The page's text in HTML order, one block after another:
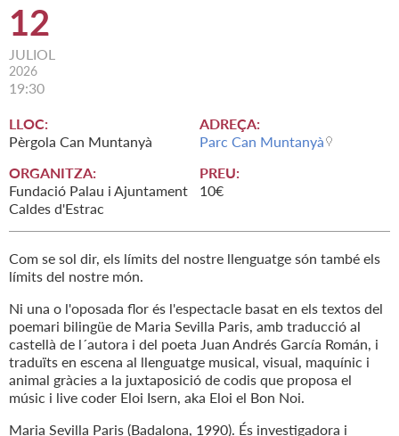
12
JULIOL
2026
19:30
LLOC:
Pèrgola Can Muntanyà
ADREÇA:
Parc Can Muntanyà
ORGANITZA:
Fundació Palau i Ajuntament
Caldes d'Estrac
PREU:
10€
Com se sol dir, els límits del nostre llenguatge són també els
límits del nostre món.
Ni una o l'oposada flor és l'espectacle basat en els textos del
poemari bilingüe de Maria Sevilla Paris, amb traducció al
castellà de l´autora i del poeta Juan Andrés García Román, i
traduïts en escena al llenguatge musical, visual, maquínic i
animal gràcies a la juxtaposició de codis que proposa el
músic i live coder Eloi Isern, aka Eloi el Bon Noi.
Maria Sevilla Paris (Badalona, 1990). És investigadora i